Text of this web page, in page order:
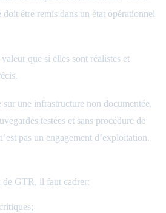
être remis dans un état opérationnel
que si elles sont réalistes et
une infrastructure non documentée,
testées et sans procédure de
pas un engagement d’exploitation.
GTR, il faut cadrer: